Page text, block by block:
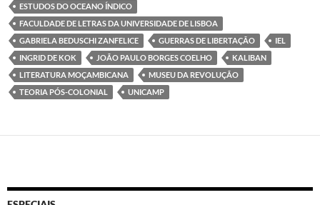
ESTUDOS DO OCEANO ÍNDICO
FACULDADE DE LETRAS DA UNIVERSIDADE DE LISBOA
GABRIELA BEDUSCHI ZANFELICE
GUERRAS DE LIBERTAÇÃO
IEL
INGRID DE KOK
JOÃO PAULO BORGES COELHO
KALIBAN
LITERATURA MOÇAMBICANA
MUSEU DA REVOLUÇÃO
TEORIA PÓS-COLONIAL
UNICAMP